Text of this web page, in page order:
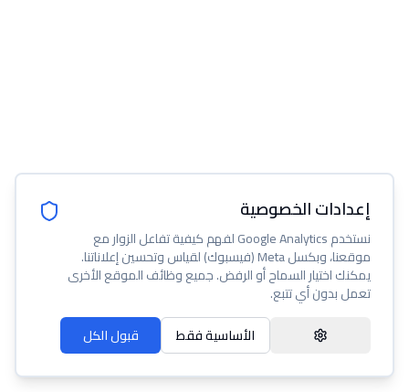
إعدادات الخصوصية
نستخدم Google Analytics لفهم كيفية تفاعل الزوار مع
موقعنا، وبكسل Meta (فيسبوك) لقياس وتحسين إعلاناتنا.
يمكنك اختيار السماح أو الرفض. جميع وظائف الموقع الأخرى
تعمل بدون أي تتبع.
قبول الكل
الأساسية فقط